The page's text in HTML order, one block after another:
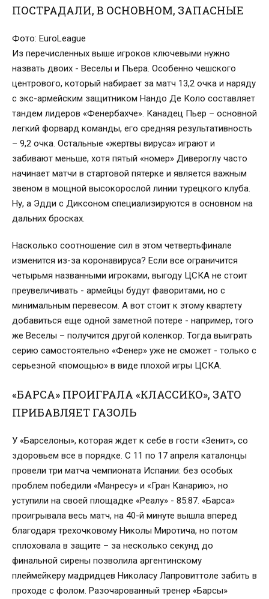
ПОСТРАДАЛИ, В ОСНОВНОМ, ЗАПАСНЫЕ
Фото: EuroLeague
Из перечисленных выше игроков ключевыми нужно
назвать двоих - Веселы и Пьера. Особенно чешского
центрового, который набирает за матч 13,2 очка и наряду
с экс-армейским защитником Нандо Де Коло составляет
тандем лидеров «Фенербахче». Канадец Пьер – основной
легкий форвард команды, его средняя результативность
– 9,2 очка. Остальные «жертвы вируса» играют и
забивают меньше, хотя пятый «номер» Дивероглу часто
начинает матчи в стартовой пятерке и является важным
звеном в мощной высокорослой линии турецкого клуба.
Ну, а Эдди с Диксоном специализируются в основном на
дальних бросках.
Насколько соотношение сил в этом четвертьфинале
изменится из-за коронавируса? Если все ограничится
четырьмя названными игроками, выгоду ЦСКА не стоит
преувеличивать - армейцы будут фаворитами, но с
минимальным перевесом. А вот стоит к этому квартету
добавиться еще одной заметной потере - например, того
же Веселы – получится другой коленкор. Тогда выиграть
серию самостоятельно «Фенер» уже не сможет - только с
серьезной «помощью» в виде плохой игры ЦСКА.
«БАРСА» ПРОИГРАЛА «КЛАССИКО», ЗАТО
ПРИБАВЛЯЕТ ГАЗОЛЬ
У «Барселоны», которая ждет к себе в гости «Зенит», со
здоровьем все в порядке. С 11 по 17 апреля каталонцы
провели три матча чемпионата Испании: без особых
проблем победили «Манресу» и «Гран Канарию», но
уступили на своей площадке «Реалу» - 85:87. «Барса»
проигрывала весь матч, на 40-й минуте вышла вперед
благодаря трехочковому Николы Миротича, но потом
сплоховала в защите – за несколько секунд до
финальной сирены позволила аргентинскому
плеймейкеру мадридцев Николасу Лапровиттоле забить в
проходе с фолом. Разочарованный тренер «Барсы»